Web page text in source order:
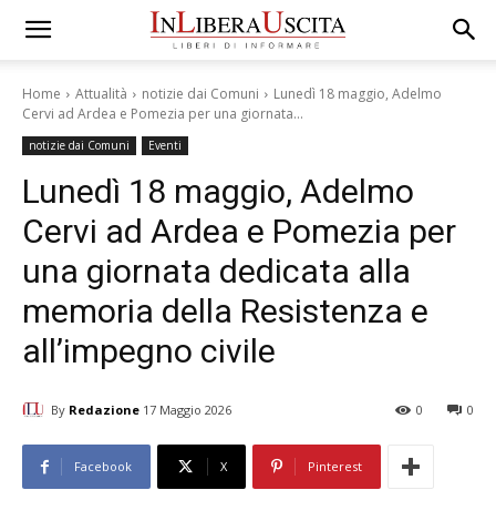
Home Attualità notizie dai Comuni
Lunedì 18 maggio, Adelmo
Cervi ad Ardea e Pomezia per una giornata...
notizie dai Comuni Eventi
Lunedì 18 maggio, Adelmo
Cervi ad Ardea e Pomezia per
una giornata dedicata alla
memoria della Resistenza e
all’impegno civile
By Redazione 17 Maggio 2026 0
0
Facebook X Pinterest